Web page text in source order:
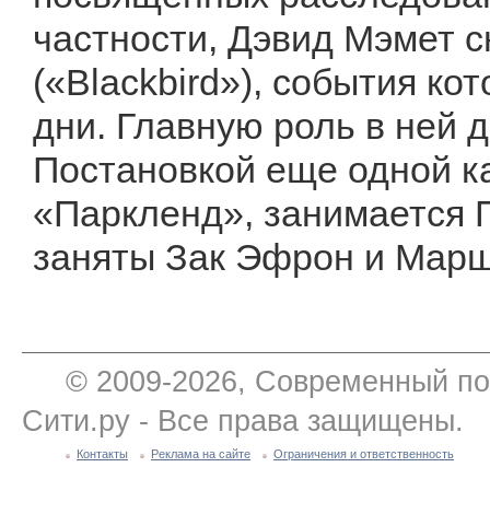
частности, Дэвид Мэмет
(«Blackbird»), события
дни. Главную роль в ней
Постановкой еще одной
«Паркленд»,
заняты Зак Эфрон и
© 2009-2026, Современный
Сити.ру - Все права защищены.
Контакты Реклама на сайте Ограничения и ответственность